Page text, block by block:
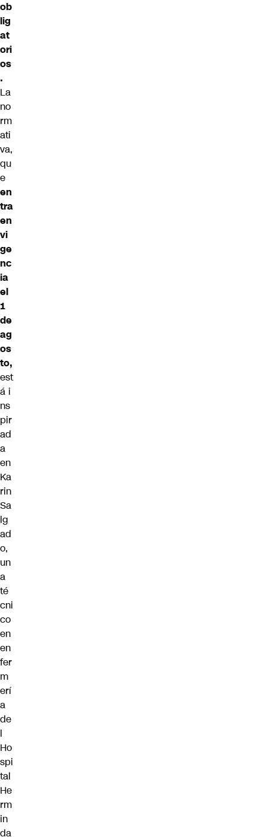
ob
lig
at
ori
os
.
La
no
rm
ati
va,
qu
e
en
tra
en
vi
ge
nc
ia
el
1
de
ag
os
to,
est
á i
ns
pir
ad
a
en
Ka
rin
Sa
lg
ad
o,
un
a
té
cni
co
en
en
fer
m
erí
a
de
l
Ho
spi
tal
He
rm
in
da